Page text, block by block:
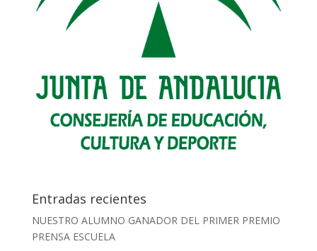
Entradas recientes
NUESTRO ALUMNO GANADOR DEL PRIMER PREMIO
PRENSA ESCUELA